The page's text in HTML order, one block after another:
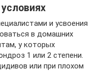
и усвоения
в домашних
у которых
1 или 2 степени.
или при плохом